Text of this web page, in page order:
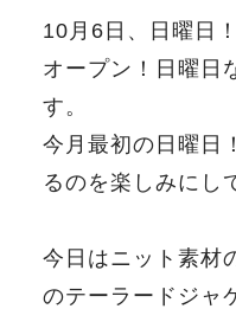
10月6日、日曜日
オープン！日曜日
す。
今月最初の日曜日
るのを楽しみにし
今日はニット素材
のテーラードジャ